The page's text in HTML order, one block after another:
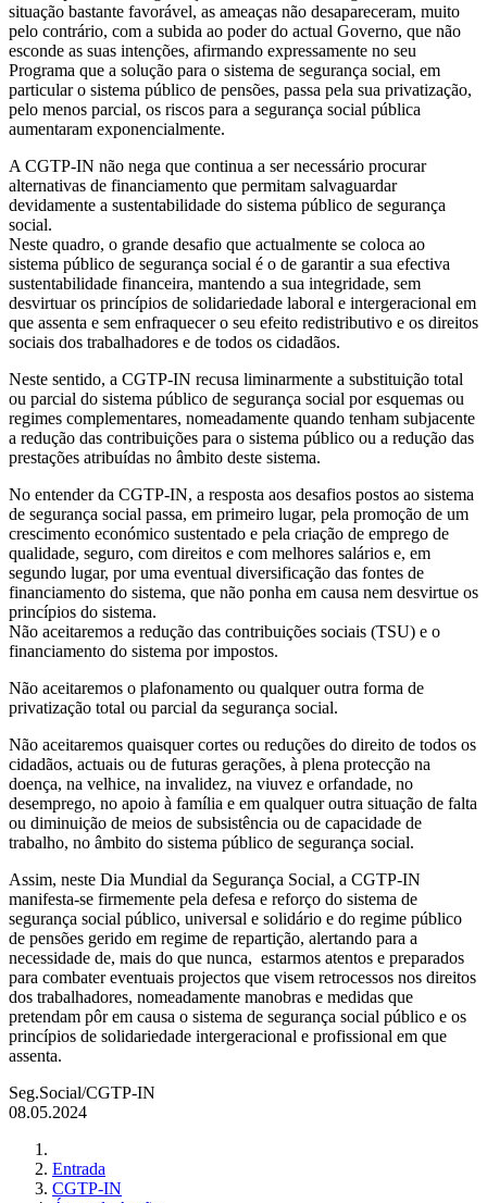
situação bastante favorável, as ameaças não desapareceram, muito
pelo contrário, com a subida ao poder do actual Governo, que não
esconde as suas intenções, afirmando expressamente no seu
Programa que a solução para o sistema de segurança social, em
particular o sistema público de pensões, passa pela sua privatização,
pelo menos parcial, os riscos para a segurança social pública
aumentaram exponencialmente.
A CGTP-IN não nega que continua a ser necessário procurar
alternativas de financiamento que permitam salvaguardar
devidamente a sustentabilidade do sistema público de segurança
social.
Neste quadro, o grande desafio que actualmente se coloca ao
sistema público de segurança social é o de garantir a sua efectiva
sustentabilidade financeira, mantendo a sua integridade, sem
desvirtuar os princípios de solidariedade laboral e intergeracional em
que assenta e sem enfraquecer o seu efeito redistributivo e os direitos
sociais dos trabalhadores e de todos os cidadãos.
Neste sentido, a CGTP-IN recusa liminarmente a substituição total
ou parcial do sistema público de segurança social por esquemas ou
regimes complementares, nomeadamente quando tenham subjacente
a redução das contribuições para o sistema público ou a redução das
prestações atribuídas no âmbito deste sistema.
No entender da CGTP-IN, a resposta aos desafios postos ao sistema
de segurança social passa, em primeiro lugar, pela promoção de um
crescimento económico sustentado e pela criação de emprego de
qualidade, seguro, com direitos e com melhores salários e, em
segundo lugar, por uma eventual diversificação das fontes de
financiamento do sistema, que não ponha em causa nem desvirtue os
princípios do sistema.
Não aceitaremos a redução das contribuições sociais (TSU) e o
financiamento do sistema por impostos.
Não aceitaremos o plafonamento ou qualquer outra forma de
privatização total ou parcial da segurança social.
Não aceitaremos quaisquer cortes ou reduções do direito de todos os
cidadãos, actuais ou de futuras gerações, à plena protecção na
doença, na velhice, na invalidez, na viuvez e orfandade, no
desemprego, no apoio à família e em qualquer outra situação de falta
ou diminuição de meios de subsistência ou de capacidade de
trabalho, no âmbito do sistema público de segurança social.
Assim, neste Dia Mundial da Segurança Social, a CGTP-IN
manifesta-se firmemente pela defesa e reforço do sistema de
segurança social público, universal e solidário e do regime público
de pensões gerido em regime de repartição, alertando para a
necessidade de, mais do que nunca, estarmos atentos e preparados
para combater eventuais projectos que visem retrocessos nos direitos
dos trabalhadores, nomeadamente manobras e medidas que
pretendam pôr em causa o sistema de segurança social público e os
princípios de solidariedade intergeracional e profissional em que
assenta.
Seg.Social/CGTP-IN
08.05.2024
Entrada
CGTP-IN